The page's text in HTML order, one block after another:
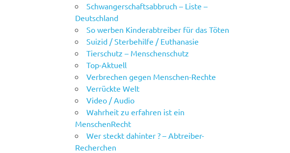
Schwangerschaftsabbruch – Liste –
Deutschland
So werben Kinderabtreiber für das Töten
Suizid / Sterbehilfe / Euthanasie
Tierschutz – Menschenschutz
Top-Aktuell
Verbrechen gegen Menschen-Rechte
Verrückte Welt
Video / Audio
Wahrheit zu erfahren ist ein
MenschenRecht
Wer steckt dahinter ? – Abtreiber-
Recherchen